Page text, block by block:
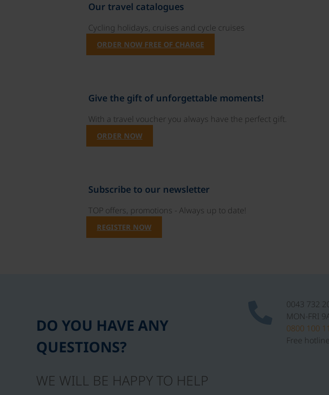
Our travel catalogues
Cycling holidays, cruises and cycle cruises
ORDER NOW FREE OF CHARGE
Give the gift of unforgettable moments!
With a travel voucher you always have the perfect gift.
ORDER NOW
Subscribe to our newsletter
TOP offers, promotions - Always up to date!
REGISTER NOW
DO YOU HAVE ANY
QUESTIONS?
WE WILL BE HAPPY TO HELP
0043 732
MON-FRI
0800 100
Free